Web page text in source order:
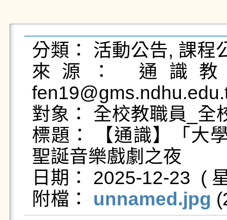
分類： 活動公告, 課程
來源： 通識
對象： 全校教職員_全
標題： 【通識】「大
聖誕音樂戲劇之夜
日期： 2025-12-23  (
附檔： unnamed.jpg